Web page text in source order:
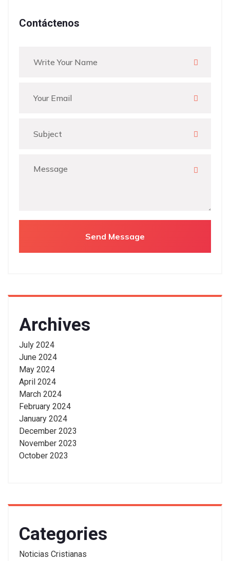
Contáctenos
Archives
July 2024
June 2024
May 2024
April 2024
March 2024
February 2024
January 2024
December 2023
November 2023
October 2023
Categories
Noticias Cristianas